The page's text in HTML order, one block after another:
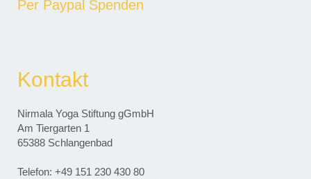
Per Paypal Spenden
Kontakt
Nirmala Yoga Stiftung gGmbH
Am Tiergarten 1
65388 Schlangenbad
Telefon: ‭+49 151 230 430 80‬